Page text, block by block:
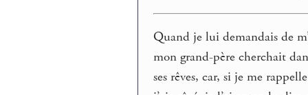
Quand je lui demandais de
mon grand-père cherchait
ses rêves, car, si je me